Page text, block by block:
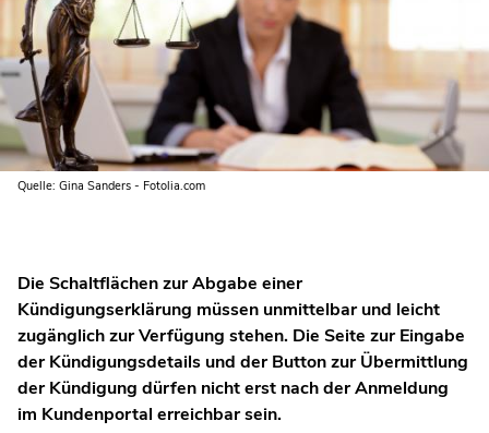
Quelle: Gina Sanders - Fotolia.com
Die Schaltflächen zur Abgabe einer
Kündigungserklärung müssen unmittelbar und leicht
zugänglich zur Verfügung stehen. Die Seite zur Eingabe
der Kündigungsdetails und der Button zur Übermittlung
der Kündigung dürfen nicht erst nach der Anmeldung
im Kundenportal erreichbar sein.